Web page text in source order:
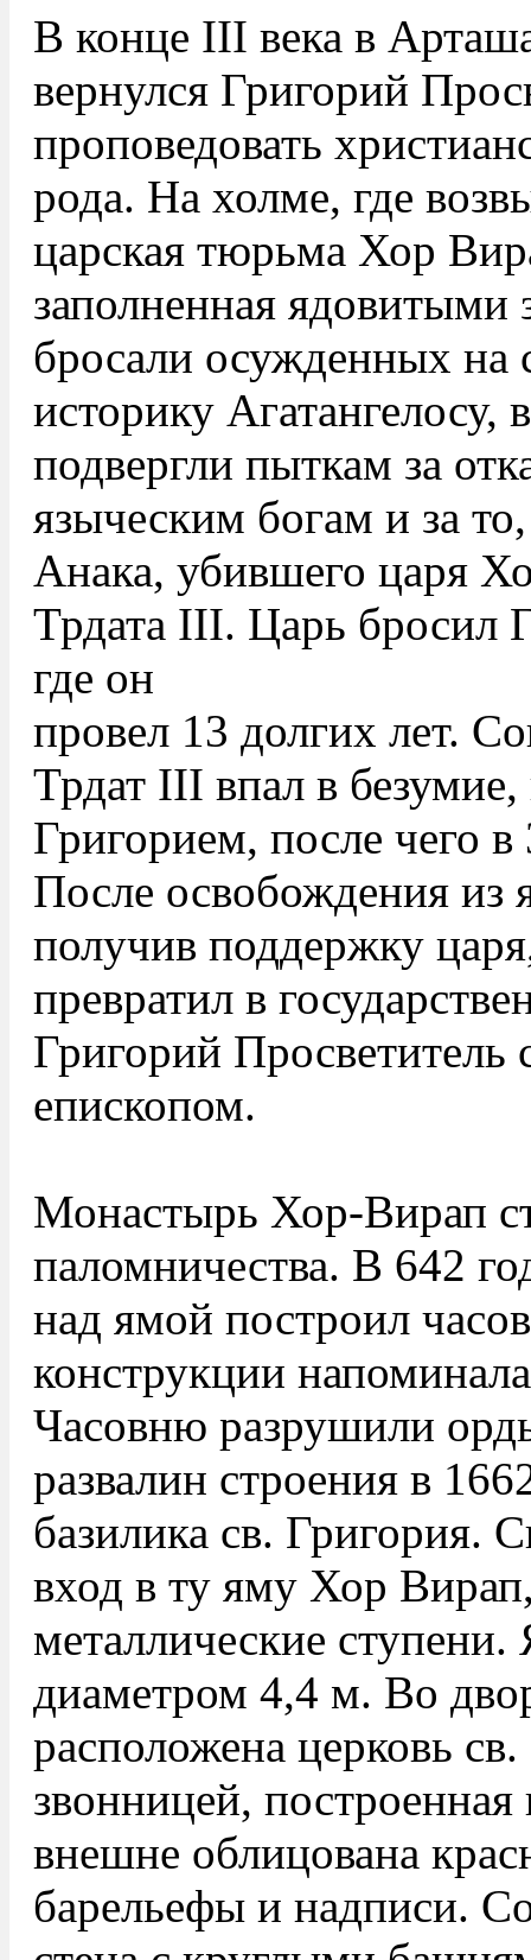
В конце III века в
вернулся Григорий
проповедовать
рода. На холме, где
царская тюрьма Хор
заполненная ядовитыми
бросали осужденных на
историку Агатангелосу,
подвергли пыткам за
языческим богам и за
Анака, убившего царя
Трдата III. Царь бросил
где он
провел 13 долгих лет.
Трдат III впал в
Григорием, после чего в
После освобождения из
получив поддержку
превратил в
Григорий Просветитель
епископом.
Монастырь Хор-Вирап
паломничества. В 642
над ямой построил
конструкции
Часовню разрушили
развалин строения в
базилика св. Григория.
вход в ту яму Хор
металлические
диаметром 4,4 м. Во
расположена церковь
звонницей,
внешне облицована
барельефы и надписи.